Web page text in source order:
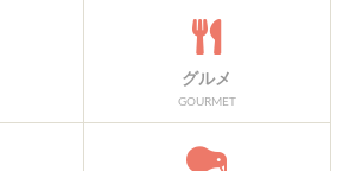
グルメ
GOURMET